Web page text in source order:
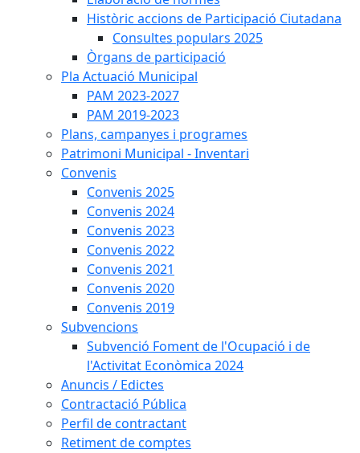
Històric accions de Participació Ciutadana
Consultes populars 2025
Òrgans de participació
Pla Actuació Municipal
PAM 2023-2027
PAM 2019-2023
Plans, campanyes i programes
Patrimoni Municipal - Inventari
Convenis
Convenis 2025
Convenis 2024
Convenis 2023
Convenis 2022
Convenis 2021
Convenis 2020
Convenis 2019
Subvencions
Subvenció Foment de l'Ocupació i de
l'Activitat Econòmica 2024
Anuncis / Edictes
Contractació Pública
Perfil de contractant
Retiment de comptes